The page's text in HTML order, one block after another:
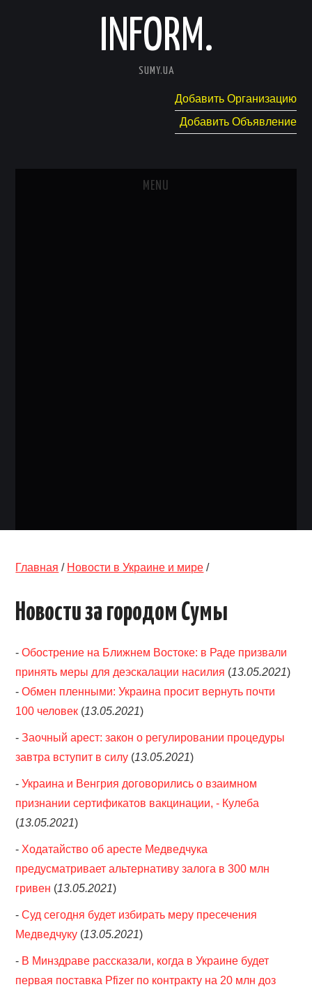
INFORM.
SUMY.UA
Добавить Организацию
Добавить Объявление
MENU
Главная / Новости в Украине и мире /
Новости за городом Сумы
-Обострение на Ближнем Востоке: в Раде призвали
принять меры для деэскалации насилия (13.05.2021)
-Обмен пленными: Украина просит вернуть почти
100 человек (13.05.2021)
-Заочный арест: закон о регулировании процедуры
завтра вступит в силу (13.05.2021)
-Украина и Венгрия договорились о взаимном
признании сертификатов вакцинации, - Кулеба
(13.05.2021)
- Ходатайство об аресте Медведчука
предусматривает альтернативу залога в 300 млн
гривен (13.05.2021)
-Суд сегодня будет избирать меру пресечения
Медведчуку (13.05.2021)
- В Минздраве рассказали, когда в Украине будет
первая поставка Pfizer по контракту на 20 млн доз